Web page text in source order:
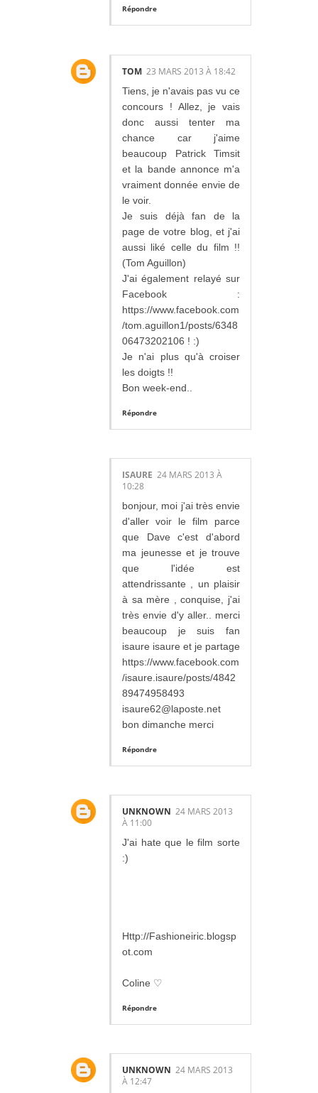
Répondre
TOM 23 MARS 2013 À 18:42
Tiens, je n'avais pas vu ce
concours ! Allez, je vais
donc aussi tenter ma
chance car j'aime
beaucoup Patrick Timsit
et la bande annonce m'a
vraiment donnée envie de
le voir.
Je suis déjà fan de la
page de votre blog, et j'ai
aussi liké celle du film !!
(Tom Aguillon)
J'ai également relayé sur
Facebook :
https://www.facebook.com
/tom.aguillon1/posts/6348
06473202106 ! :)
Je n'ai plus qu'à croiser
les doigts !!
Bon week-end..
Répondre
ISAURE 24 MARS 2013 À
10:28
bonjour, moi j'ai très envie
d'aller voir le film parce
que Dave c'est d'abord
ma jeunesse et je trouve
que l'idée est
attendrissante , un plaisir
à sa mère , conquise, j'ai
très envie d'y aller.. merci
beaucoup je suis fan
isaure isaure et je partage
https://www.facebook.com
/isaure.isaure/posts/4842
89474958493
isaure62@laposte.net
bon dimanche merci
Répondre
UNKNOWN 24 MARS 2013
À 11:00
J'ai hate que le film sorte
:)
Http://Fashioneiric.blogsp
ot.com
Coline ♡
Répondre
UNKNOWN 24 MARS 2013
À 12:47